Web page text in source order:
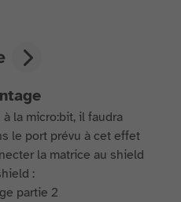
la micro:bit, il faudra
le port prévu à cet effet
la matrice au shield
: